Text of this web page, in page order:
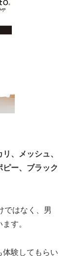
、メッシュ、
ー、ブラック
ではなく、男
す。
体験してもらい